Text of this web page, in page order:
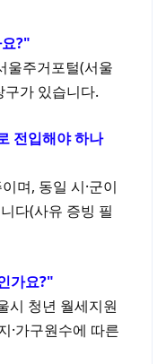
?
울주거포털(서울
가 있습니다.
전입해야 하나
며, 동일 시·군이
다(사유 증빙 필
가요?
시 청년 월세지원
·가구원수에 따른